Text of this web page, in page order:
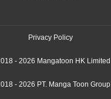
Privacy Policy
- 2026 Mangatoon HK Limited
- 2026 PT. Manga Toon Group